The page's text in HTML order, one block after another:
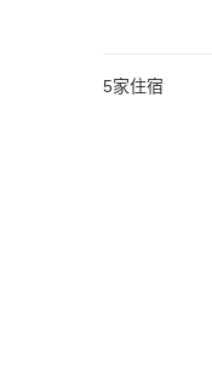
5家住宿